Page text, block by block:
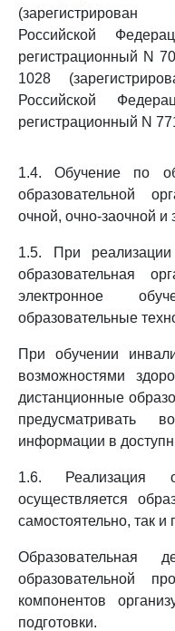
Российской
регистрационный N
1028
Российской
регистрационный N
1.4. Обучение по
образовательной
очной, очно-заочной
1.5. При реализации
образовательная
электронное
образовательные
При обучении
возможностями
дистанционные
предусматривать
информации в
1.6. Реализация
осуществляется
самостоятельно, так
Образовательная
образовательной
компонентов
подготовки.